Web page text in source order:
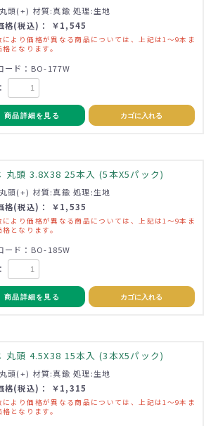
頭(+) 材質:真鍮 処理:生地
格(税込)： ￥1,545
より価格が異なる商品については、上記は1～9本ま
となります。
ード：BO-177W
商品詳細を見る カゴに入れる
丸頭 3.8X38 25本入 (5本X5パック)
頭(+) 材質:真鍮 処理:生地
格(税込)： ￥1,535
より価格が異なる商品については、上記は1～9本ま
となります。
ード：BO-185W
商品詳細を見る カゴに入れる
丸頭 4.5X38 15本入 (3本X5パック)
頭(+) 材質:真鍮 処理:生地
格(税込)： ￥1,315
より価格が異なる商品については、上記は1～9本ま
となります。